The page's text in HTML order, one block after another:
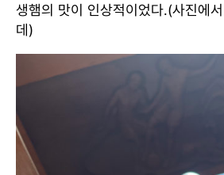
생햄의 맛이 인상적이었다.(사진에
데)